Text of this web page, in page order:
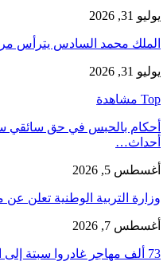
يوليو 31, 2026
الملك محمد السادس يترأس
يوليو 31, 2026
Top مشاهدة
أحكام بالحبس في حق سائقي
أحداث…
أغسطس 5, 2026
وزارة التربية الوطنية تعلن
أغسطس 7, 2026
73 ألف مهاجر غادروا سبتة إلى المغرب وعدد القتلى يرتفع لـ71